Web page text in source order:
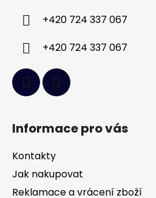
+420 724 337 067
+420 724 337 067
Informace pro vás
Kontakty
Jak nakupovat
Reklamace a vrácení zboží